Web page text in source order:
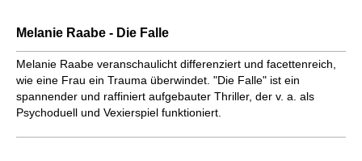
Melanie Raabe - Die Falle
Melanie Raabe veranschaulicht differenziert und facettenreich,
wie eine Frau ein Trauma überwindet. "Die Falle" ist ein
spannender und raffiniert aufgebauter Thriller, der v. a. als
Psychoduell und Vexierspiel funktioniert.